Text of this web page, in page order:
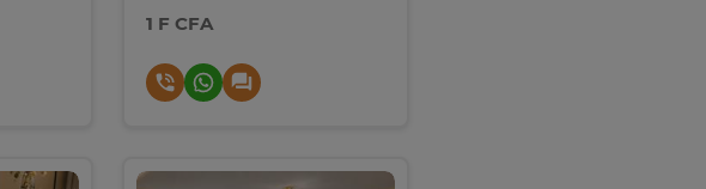
1 F CFA